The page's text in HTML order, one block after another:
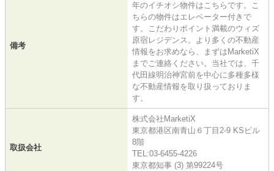
備考
年のイチオシ物件はこちらです。こ
ちらの物件はエレベーター付きで
す。こだわりポイント満載のウィズ
原宿レジデンス。より多くの不動産
情報をお求めなら、まずはMarketiX
までご連絡ください。当社では、千
代田線明治神宮前を中心に多種多様
な不動産情報を取り扱っておりま
す。
取扱会社
株式会社MarketiX
東京都港区南青山６丁目2-9 KSビル
8階
TEL:03-6455-4226
東京都知事 (3) 第99224号